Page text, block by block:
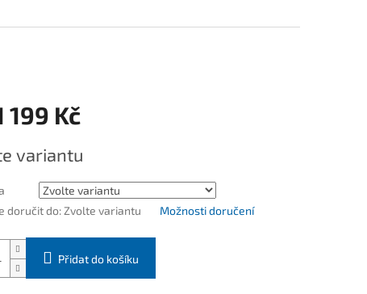
199 Kč
variantu
doručit do: Zvolte variantu Možnosti doručení
Přidat do košíku